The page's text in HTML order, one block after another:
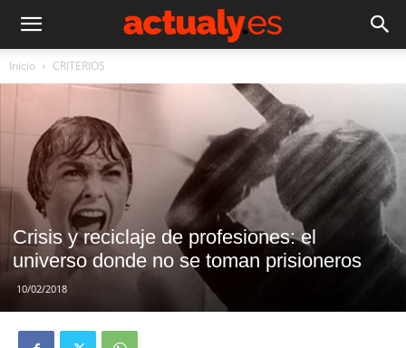
Inicio CRITERIOS
Crisis y reciclaje de profesiones: el
universo donde no se toman prisioneros
10/02/2018